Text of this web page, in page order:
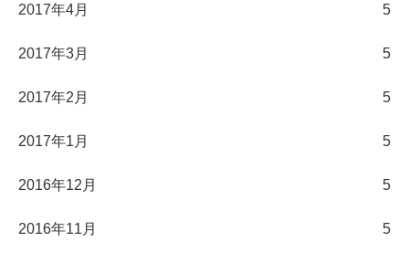
2017年4月 5
2017年3月 5
2017年2月 5
2017年1月 5
2016年12月 5
2016年11月 5